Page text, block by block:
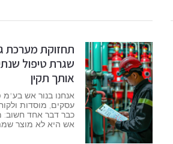
תחזוקת מערכת
שגרת טיפול
אותך תקין
אנחנו בנור אש בע"מ
עסקים, מוסדות
כבר דבר אחד חשוב:
אש היא לא מוצר